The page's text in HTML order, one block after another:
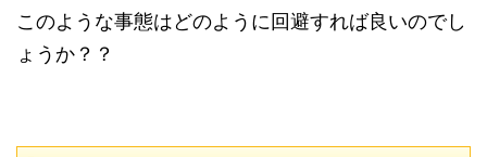
このような事態はどのように回避すれば良いのでし
ょうか？？